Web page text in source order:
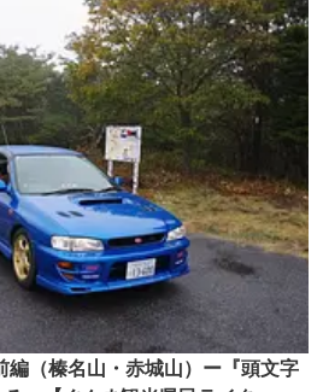
編（榛名山・赤城山）ー『頭文字